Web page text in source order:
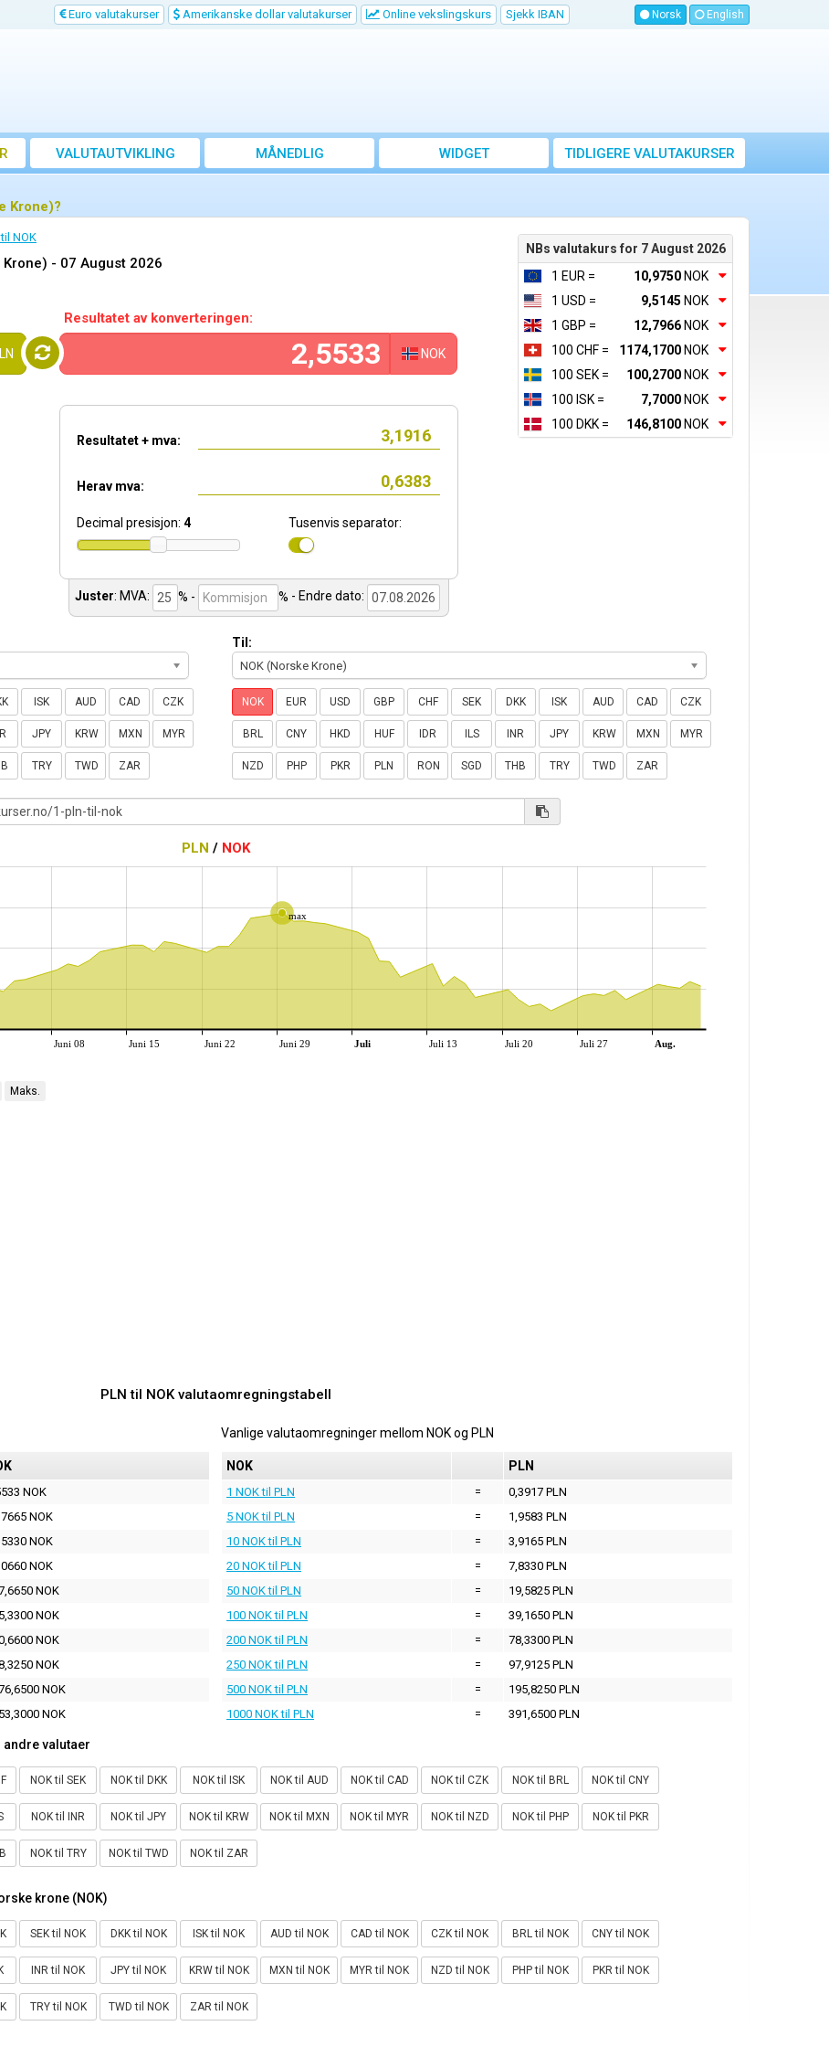
Euro valutakurser Amerikanske dollar valutakurser Online vekslingskurs Sjekk IBAN Norsk English
VALUTAUTVIKLING
MÅNEDLIG
GJENNOMSNITTSKURS
WIDGET TIDLIGERE VALUTAKURSER
Krone)?
NBs valutakurs for 7 August 2026
1 EUR =
10,9750 NOK
1 USD =
9,5145 NOK
1 GBP =
12,7966 NOK
100 CHF =
1174,1700 NOK
100 SEK =
100,2700 NOK
100 ISK =
7,7000 NOK
100 DKK =
146,8100 NOK
NOK
Krone) - 07 August 2026
Resultatet av konverteringen:
NOK
Resultatet + mva:
Herav mva:
Decimal presisjon: 4 Tusenvis separator:
Juster: MVA: % - % - Endre dato:
ISK AUD CAD CZK
JPY KRW MXN MYR
TRY TWD ZAR
Til:
NOK (Norske Krone)
NOK EUR USD GBP CHF SEK DKK ISK AUD CAD CZK
BRL CNY HKD HUF IDR ILS INR JPY KRW MXN MYR
NZD PHP PKR PLN RON SGD THB TRY TWD ZAR
PLN / NOK
max
Juni 08 Juni 15 Juni 22 Juni 29 Juli Juli 13 Juli 20 Juli 27 Aug.
Maks.
PLN til NOK valutaomregningstabell
NOK
NOK
NOK
NOK
NOK
NOK
NOK
NOK
NOK
NOK
Vanlige valutaomregninger mellom NOKog PLN
NOK PLN
1 NOK til PLN =
0,3917 PLN
5 NOK til PLN
=
1,9583 PLN
10 NOK til PLN
=
3,9165 PLN
20 NOK til PLN
=
7,8330 PLN
50 NOK til PLN
=
19,5825 PLN
100 NOK til PLN
=
39,1650 PLN
200 NOK til PLN
=
78,3300 PLN
250 NOK til PLN
=
97,9125 PLN
500 NOK til PLN
=
195,8250 PLN
1000 NOK til PLN
= 391,6500 PLN
valutaer
NOK til SEK NOK til DKK NOK til ISK NOK til AUD NOK til CAD NOK til CZK NOK til BRL NOK til CNY
NOK til INR NOK til JPY NOK til KRW NOK til MXN NOK til MYR NOK til NZD NOK til PHP NOK til PKR
NOK til TRY NOK til TWD NOK til ZAR
krone (NOK)
SEK til NOK DKK til NOK ISK til NOK AUD til NOK CAD til NOK CZK til NOK BRL til NOK CNY til NOK
INR til NOK JPY til NOK KRW til NOK MXN til NOK MYR til NOK NZD til NOK PHP til NOK PKR til NOK
TRY til NOK TWD til NOK ZAR til NOK